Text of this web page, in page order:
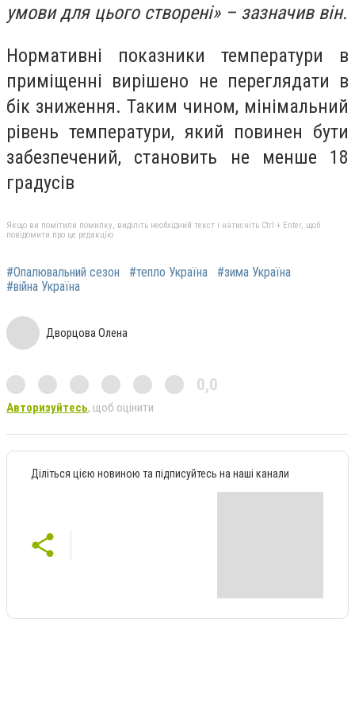
умови для цього створені» – зазначив він.
Нормативні показники температури в
приміщенні вирішено не переглядати в
бік зниження. Таким чином, мінімальний
рівень температури, який повинен бути
забезпечений, становить не менше 18
градусів
Якщо ви помітили помилку, виділіть необхідний текст і натисніть Ctrl + Enter, щоб
повідомити про це редакцію
#Опалювальний сезон #тепло Україна
#зима Україна
#війна Україна
Дворцова Олена
0,0
Авторизуйтесь, щоб оцінити
Діліться цією новиною та підписуйтесь на наші канали